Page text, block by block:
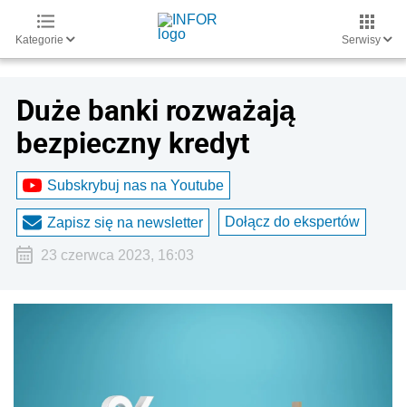
Kategorie Serwisy
Duże banki rozważają
bezpieczny kredyt
Subskrybuj nas na Youtube
Zapisz się na newsletter Dołącz do ekspertów
23 czerwca 2023, 16:03